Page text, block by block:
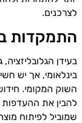
לצרכנים.
התמקדות
בעידן
בינלאומי, אך יש
השוק המקומי.
להבין את ההעדפות
שמוביל לפיתוח